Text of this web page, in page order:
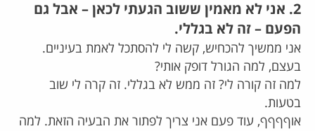
2. אני לא מאמין ששוב הגעתי לכאן – אבל גם
הפעם – זה לא בגללי.
אני ממשיך להכחיש, קשה לי להסתכל לאמת בעיניים.
בעצם, למה הגורל דופק אותי?
למה זה קורה לי? זה ממש לא בגללי. זה קרה לי שוב
בטעות.
אוףףףף, עוד פעם אני צריך לפתור את הבעיה הזאת. למה